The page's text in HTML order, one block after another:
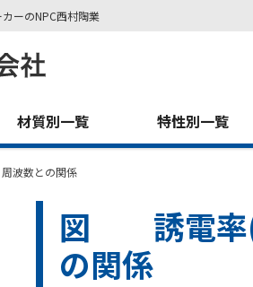
ーのNPC西村陶業
材質別一覧 特性別一覧
波数との関係
図 誘電率
の関係